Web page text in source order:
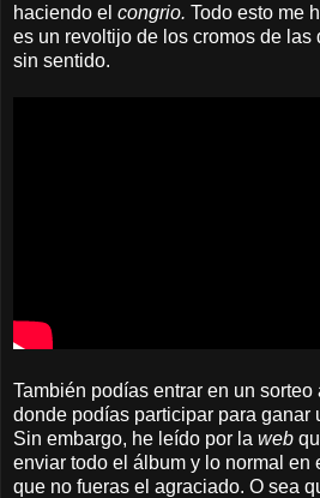
haciendo el congrio. Todo esto me
es un revoltijo de los cromos de
sin sentido.
También podías entrar en un sorteo
donde podías participar para ganar
Sin embargo, he leído por la web
enviar todo el álbum y lo normal en
que no fueras el agraciado. O sea